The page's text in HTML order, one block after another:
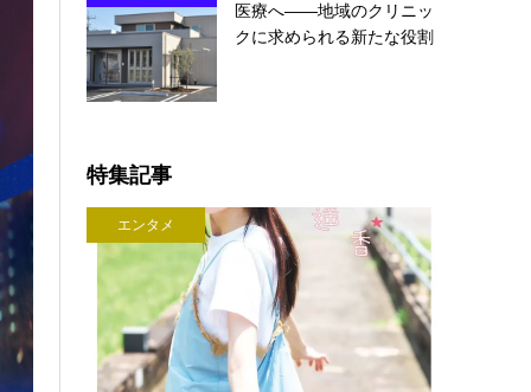
医療へ――地域のクリニッ
クに求められる新たな役割
特集記事
エンタメ